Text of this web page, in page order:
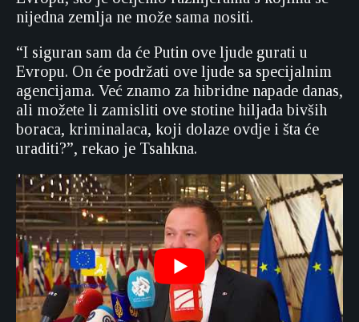
nijedna zemlja ne može sama nositi.
“I siguran sam da će Putin ove ljude gurati u
Evropu. On će podržati ove ljude sa specijalnim
agencijama. Već znamo za hibridne napade danas,
ali možete li zamisliti ove stotine hiljada bivših
boraca, kriminalaca, koji dolaze ovdje i šta će
uraditi?”, rekao je Tsahkna.